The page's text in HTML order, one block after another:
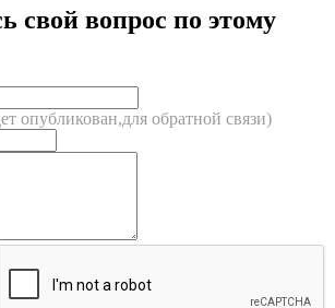
свой вопрос по этому
опубликован,для обратной связи)